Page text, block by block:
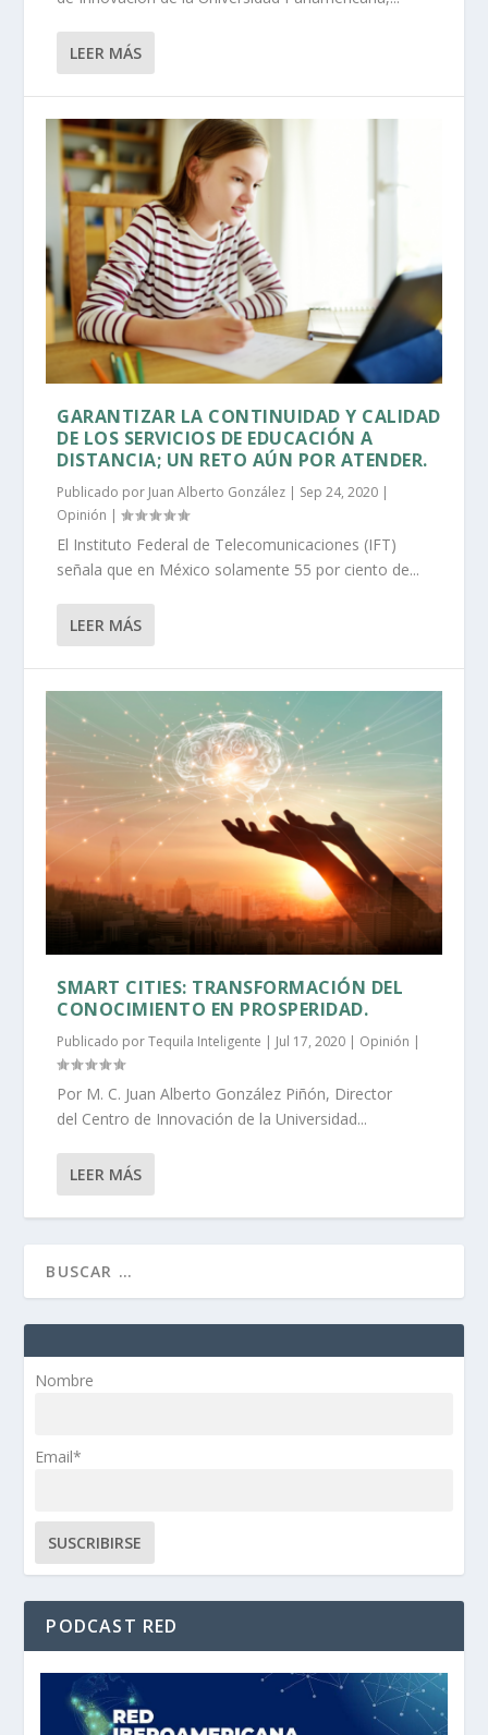
LEER MÁS
GARANTIZAR LA CONTINUIDAD Y CALIDAD
DE LOS SERVICIOS DE EDUCACIÓN A
DISTANCIA; UN RETO AÚN POR ATENDER.
Publicado por Juan Alberto González | Sep 24, 2020 |
Opinión |
El Instituto Federal de Telecomunicaciones (IFT)
señala que en México solamente 55 por ciento de...
LEER MÁS
SMART CITIES: TRANSFORMACIÓN DEL
CONOCIMIENTO EN PROSPERIDAD.
Publicado porTequila Inteligente | Jul 17, 2020 | Opinión |
Por M. C. Juan Alberto González Piñón, Director
del Centro de Innovación de la Universidad...
LEER MÁS
Nombre
Email*
PODCAST RED